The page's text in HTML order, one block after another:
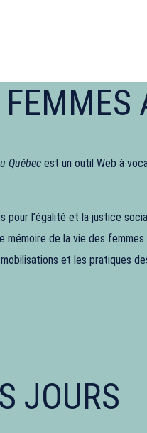
Québec est un outil Web à
l’égalité et la justice
mémoire de la vie des
et les pratiques
JOURS